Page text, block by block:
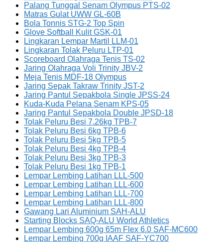
Palang Tunggal Senam Olympus PTS-02
Matras Gulat UWW GL-60B
Bola Tonnis STG-2 Top Spin
Glove Softball Kulit GSK-01
Lingkaran Lempar Martil LLM-01
Lingkaran Tolak Peluru LTP-01
Scoreboard Olahraga Tenis TS-02
Jaring Olahraga Voli Trinity JBV-2
Meja Tenis MDF-18 Olympus
Jaring Sepak Takraw Trinity JST-2
Jaring Pantul Sepakbola Single JPSS-24
Kuda-Kuda Pelana Senam KPS-05
Jaring Pantul Sepakbola Double JPSD-18
Tolak Peluru Besi 7.26kg TPB-7
Tolak Peluru Besi 6kg TPB-6
Tolak Peluru Besi 5kg TPB-5
Tolak Peluru Besi 4kg TPB-4
Tolak Peluru Besi 3kg TPB-3
Tolak Peluru Besi 1kg TPB-1
Lempar Lembing Latihan LLL-500
Lempar Lembing Latihan LLL-600
Lempar Lembing Latihan LLL-700
Lempar Lembing Latihan LLL-800
Gawang Lari Aluminium SAH-ALU
Starting Blocks SAQ-ALU World Athletics
Lempar Lembing 600g 65m Flex 6.0 SAF-MC600
Lempar Lembing 700g IAAF SAF-YC700